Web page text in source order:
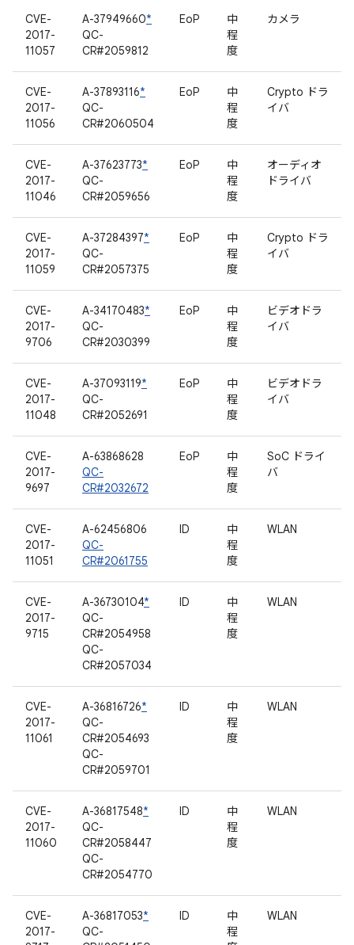
CVE-
2017-
11057
A-37949660*
QC-
CR#2059812
EoP
中
程
度
カメラ
CVE-
2017-
11056
A-37893116*
QC-
CR#2060504
EoP
中
程
度
Crypto ドラ
イバ
CVE-
2017-
11046
A-37623773*
QC-
CR#2059656
EoP
中
程
度
オーディオ
ドライバ
CVE-
2017-
11059
A-37284397*
QC-
CR#2057375
EoP
中
程
度
Crypto ドラ
イバ
CVE-
2017-
9706
A-34170483*
QC-
CR#2030399
EoP
中
程
度
ビデオドラ
イバ
CVE-
2017-
11048
A-37093119*
QC-
CR#2052691
EoP
中
程
度
ビデオドラ
イバ
CVE-
2017-
9697
A-63868628
QC-
CR#2032672
EoP
中
程
度
SoC ドライ
バ
CVE-
2017-
11051
A-62456806
QC-
CR#2061755
ID
中
程
度
WLAN
CVE-
2017-
9715
A-36730104*
QC-
CR#2054958
QC-
CR#2057034
ID
中
程
度
WLAN
CVE-
2017-
11061
A-36816726*
QC-
CR#2054693
QC-
CR#2059701
ID
中
程
度
WLAN
CVE-
2017-
11060
A-36817548*
QC-
CR#2058447
QC-
CR#2054770
ID
中
程
度
WLAN
CVE-
2017-
A-36817053*
QC-
ID
中
程
WLAN